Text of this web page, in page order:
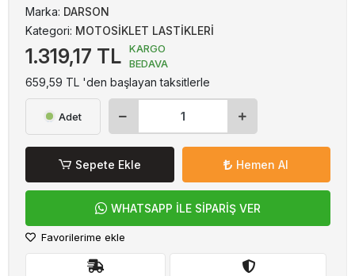
Marka: DARSON
Kategori: MOTOSİKLET LASTİKLERİ
1.319,17 TL
KARGO
BEDAVA
659,59 TL 'den başlayan taksitlerle
Adet
Sepete Ekle Hemen Al
WHATSAPP İLE SİPARİŞ VER
Favorilerime ekle